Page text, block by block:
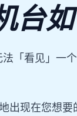
台
「看见」一
出现在您想